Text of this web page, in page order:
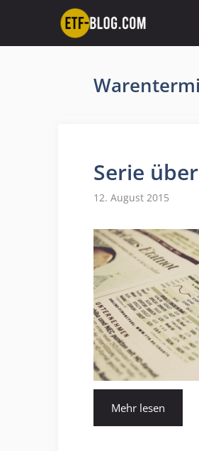
springen
Serie
12. August 2015
Mehr lesen